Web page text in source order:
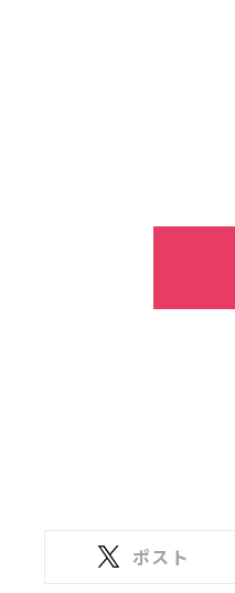
ポスト